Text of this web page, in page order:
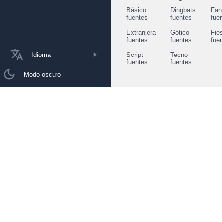
Idioma
Modo oscuro
Básico
fuentes
Dingbats
fuentes
Extranjera
fuentes
Gótico
fuentes
Script
fuentes
Tecno
fuentes